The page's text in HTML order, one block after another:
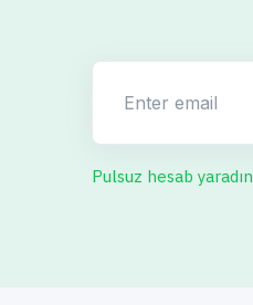
Pulsuz hesab yaradın